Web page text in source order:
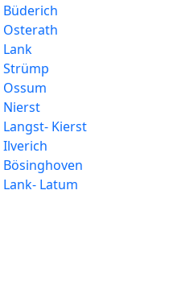
Nierst
Kierst
Latum